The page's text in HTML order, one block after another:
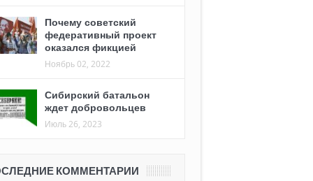
Почему советский
федеративный проект
оказался фикцией
Ноябрь 02, 2022
Сибирский батальон
ждет добровольцев
Июль 26, 2023
КОММЕНТАРИИ